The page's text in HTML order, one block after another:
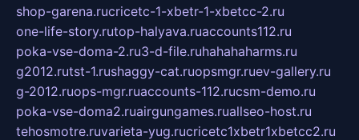
shop-garena.rucricetc-1-xbetr-1-xbetcc-2.ru
one-life-story.rutop-halyava.ruaccounts112.ru
poka-vse-doma-2.ru3-d-file.ruhahahaharms.ru
g2012.rutst-1.rushaggy-cat.ruopsmgr.ruev-gallery.ru
g-2012.ruops-mgr.ruaccounts-112.rucsm-demo.ru
poka-vse-doma2.ruairgungames.ruallseo-host.ru
tehosmotre.ruvarieta-yug.rucricetc1xbetr1xbetcc2.ru